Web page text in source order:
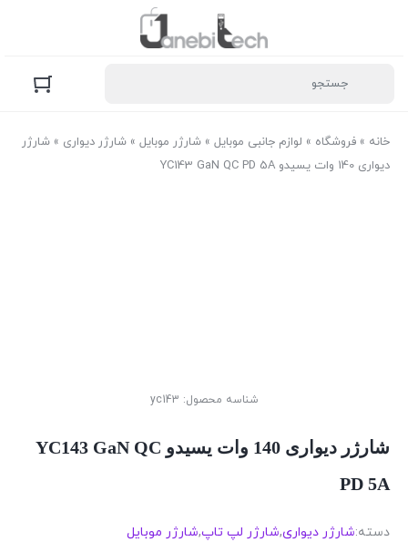
خانه » فروشگاه » لوازم جانبی موبایل » شارژر موبایل » شارژر دیواری » شارژر
دیواری 140 وات یسیدو YC143 GaN QC PD 5A
شناسه محصول: yc143
شارژر دیواری 140 وات یسیدو YC143 GaN QC
PD 5A
دسته:شارژر دیواری,شارژر لپ تاپ,شارژر موبایل